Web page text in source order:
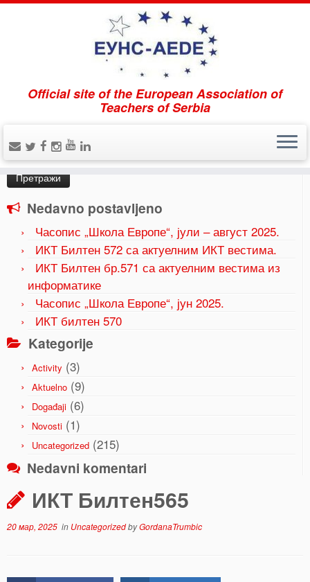
Official site of the European Association of
Teachers of Serbia
Home » Uncategorized » ИКТ Билтен565
Претрага
за:
Nedavno postavljeno
Часопис „Школа Европе“, јули – август 2025.
ИКТ Билтен 572 са актуелним ИКТ вестима.
ИКТ Билтен бр.571 са актуелним вестима из
информатике
Часопис „Школа Европе“, јун 2025.
ИКТ билтен 570
Kategorije
Activity (3)
Aktuelno (9)
Događaji (6)
Novosti (1)
Uncategorized (215)
Nedavni komentari
ИКТ Билтен565
20 мар, 2025 in UncategorizedbyGordanaTrumbic